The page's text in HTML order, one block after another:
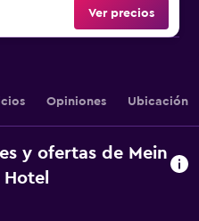
Ver precios
Opiniones Ubicación
y ofertas de Mein
Hotel